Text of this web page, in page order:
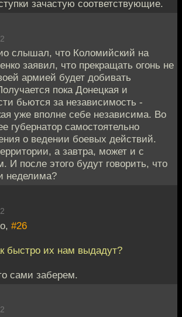
зачастую соответствующие.
слышал, что Коломийский на
заявил, что прекращать огонь не
армией будет добивать
пока Донецкая и
бьются за независимость -
уже вполне себе независима. Во
губернатор самостоятельно
о ведении боевых действий.
а завтра, может и с
И после этого будут говорить, что
неделима?
#26
быстро их нам выдадут?
сами заберем.